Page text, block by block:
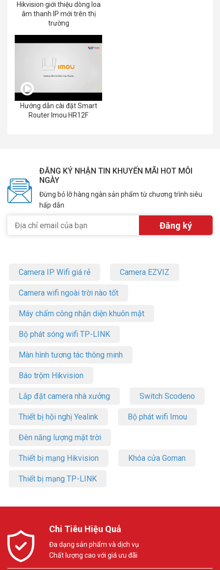
Hikvision giới thiệu dòng loa
âm thanh IP mới trên thị
trường
Hướng dẫn cài đặt Smart
Router Imou HR12F
ĐĂNG KÝ NHẬN TIN KHUYẾN MÃI HOT MỖI
NGÀY
Đừng bỏ lỡ hàng ngàn sản phẩm từ chương trình siêu
hấp dẫn
Camera IP Wifi giá rẻ Camera EZVIZ
Camera wifi ngoài trời nào tốt
Máy chấm công nhận diện khuôn mặt
Bộ phát sóng wifi TP-LINK
Màn hình tương tác thông minh
Báo trộm Hikvision
Lắp đặt camera nhà xưởng Switch Scodeno
Thiết bị hội nghị Yealink Bộ phát wifi Imou
Đèn năng lượng mặt trời
Thiết bị mạng Hikvision Khóa cửa Goman
Thiết bị mạng TP-LINK
Chi Tiêu Hiệu Quả
Đa dạng sản phẩm và dịch vụ
Chất lượng cao với giá ưu đãi